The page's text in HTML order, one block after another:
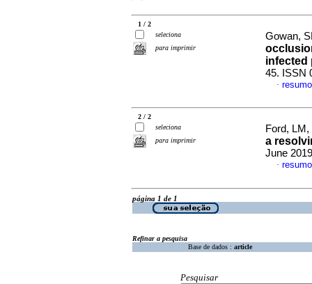
1 / 2
seleciona
para imprimir
Gowan,
infected
45. ISSN
·
2 / 2
seleciona
para imprimir
Ford,
a
June
·
página 1 de 1
Refinar a pesquisa
Base de dados : article
Pesquisar